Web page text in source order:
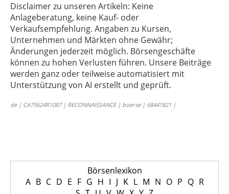
Disclaimer zu unseren Artikeln: Keine
Anlageberatung, keine Kauf- oder
Verkaufsempfehlung. Angaben zu Kursen,
Unternehmen und Märkten ohne Gewähr;
Änderungen jederzeit möglich. Börsengeschäfte
können zu hohen Verlusten führen. Unsere Beiträge
werden ganz oder teilweise automatisiert mit
Unterstützung von AI erstellt und geprüft.
de | CA75624R1087 | RECONNAISSANCE | boerse | 68441821 |
Börsenlexikon
A B C D E F G H I J K L M N O P Q R